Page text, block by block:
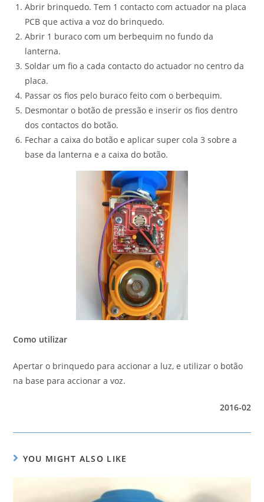
Abrir brinquedo. Tem 1 contacto com actuador na placa
PCB que activa a voz do brinquedo.
Abrir 1 buraco com um berbequim no fundo da
lanterna.
Soldar um fio a cada contacto do actuador no centro da
placa.
Passar os fios pelo buraco feito com o berbequim.
Desmontar o botão de pressão e inserir os fios dentro
dos contactos do botão.
Fechar a caixa do botão e aplicar super cola 3 sobre a
base da lanterna e a caixa do botão.
Como utilizar
Apertar o brinquedo para accionar a luz, e utilizar o botão
na base para accionar a voz.
2016-02
YOU MIGHT ALSO LIKE